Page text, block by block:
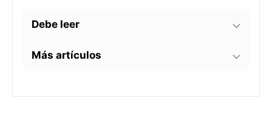
Debe leer
Bomberos advierten sobre zonas
Más artículos